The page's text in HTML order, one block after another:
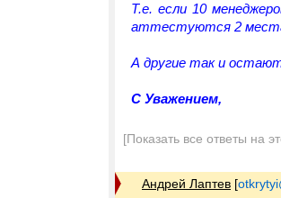
Т.е. если 10
аттестуются 2
А другие так и
C Уважением,
[Показать все ответы на
Андрей Лаптев [